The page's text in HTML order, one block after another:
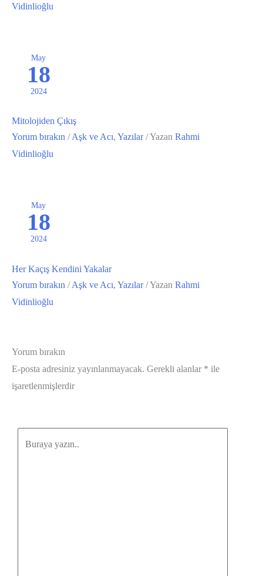
Vidinlioğlu
May
18
2024
Mitolojiden Çıkış
Yorum bırakın /Aşk ve Acı, Yazılar/ Yazan Rahmi
Vidinlioğlu
May
18
2024
Her Kaçış Kendini Yakalar
Yorum bırakın /Aşk ve Acı, Yazılar/ Yazan Rahmi
Vidinlioğlu
Yorum bırakın
E-posta adresiniz yayınlanmayacak. Gerekli alanlar * ile
işaretlenmişlerdir